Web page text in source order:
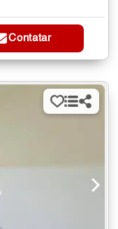
Contatar